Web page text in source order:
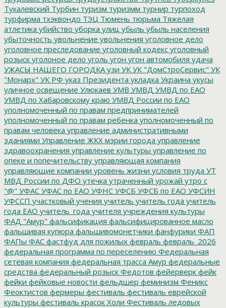
Тукалевский Турбин туризм туризмм турнир турпоход
турфирма тхэквондо ТЭЦ Тюмень тюрьма Тяжелая
атлетика убийство уборка улиц убыль убыль населения
убыточность увольнение увольнения уголовное дело
уголовное преследование уголовный кодекс уголовный
розыск уголоное дело уголь угон угон автомобиля удача
УЖАСЫ НАШЕГО ГОРОДКА узи УК УК "ДомСтроСервис" УК
"Монарх" УК РФ указ Президента укладка Украина укусы
уличное освещение Улюкаев УМВ УМВД УМВД по ЕАО
УМВД по Хабаровскому краю УМВД России по ЕАО
уполномоченный по правам предпринимателей
уполномоченный по правам ребенка уполномоченный по
правам человека управление административными
зданиями Управление ЖКХ мэрии города управление
здравоохранения управление культуры управление по
опеке и попечительству управляющая компания
управляющие компании уровень жизни условия труда УТ
МВД России по ДФО утечка утраченный урожай утро с
"@" УФАС УФАС по ЕАО УФНС УФСБ УФСБ по ЕАО УФСИН
УФССП участковый учения учитель учитель года учитель
года ЕАО учитель_года учителя учреждения культуры
ФАД "Амур" фальсификация фальсифицированное масло
фальшивая купюра фальшивомонетчики фанфурики ФАП
ФАПы ФАС фастфуд для пожилых февраль февраль_2026
федеральная программа по переселению Федеральная
сетевая компания федеральная трасса Амур федеральные
средства федеральный розыск Федотов фейерверк фейк
фейки фейковые новости фельдшер феминизм Феникс
Феоктистов фермеры фестиваль фестиваль еврейской
культуры фестиваль красок Холи Фестиваль ледовых